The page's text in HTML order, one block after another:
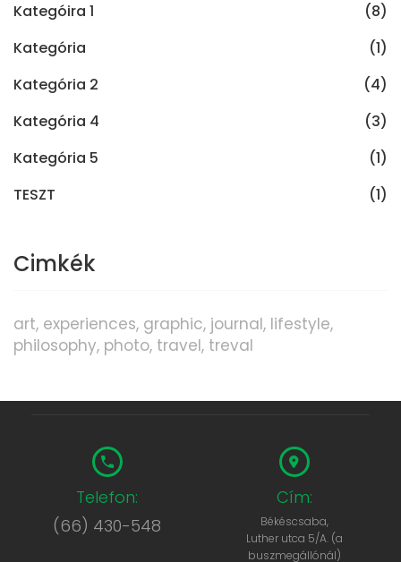
Kategóira 1
(8)
Kategória
(1)
Kategória 2
(4)
Kategória 4
(3)
Kategória 5
(1)
TESZT
(1)
Cimkék
art experiences graphic journal lifestyle
philosophy photo travel treval
Telefon:
(66) 430-548
Cím:
Békéscsaba,
Luther utca 5/A. (a
buszmegállónál)